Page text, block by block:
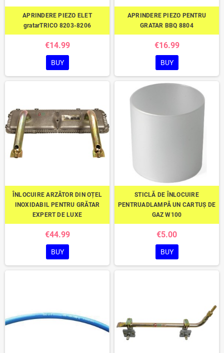
APRINDERE PIEZO ELET
gratarTRICO 8203-8206
€14.99
BUY
APRINDERE PIEZO PENTRU
GRATAR BBQ 8804
€16.99
BUY
ÎNLOCUIRE ARZĂTOR DIN OȚEL
INOXIDABIL PENTRU GRĂTAR
EXPERT DE LUXE
€44.99
BUY
STICLĂ DE ÎNLOCUIRE
PENTRUADLAMPĂ UN CARTUȘ DE
GAZ W100
€5.00
BUY